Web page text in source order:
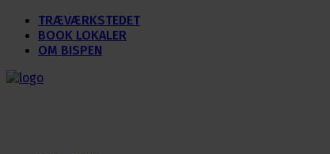
TRÆVÆRKSTEDET
BOOK LOKALER
OM BISPEN